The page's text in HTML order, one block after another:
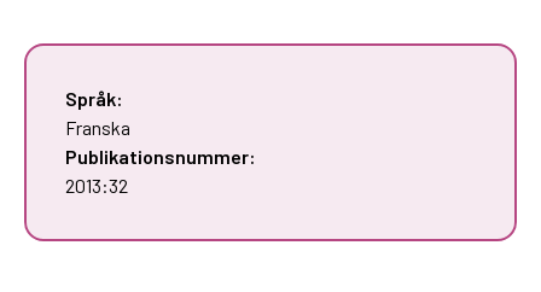
Språk:
Franska
Publikationsnummer:
2013:32